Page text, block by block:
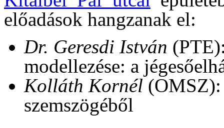
előadások hangzanak el:
Dr. Geresdi István
modellezése: a
Kolláth Kornél (OMSZ):
szemszögéből